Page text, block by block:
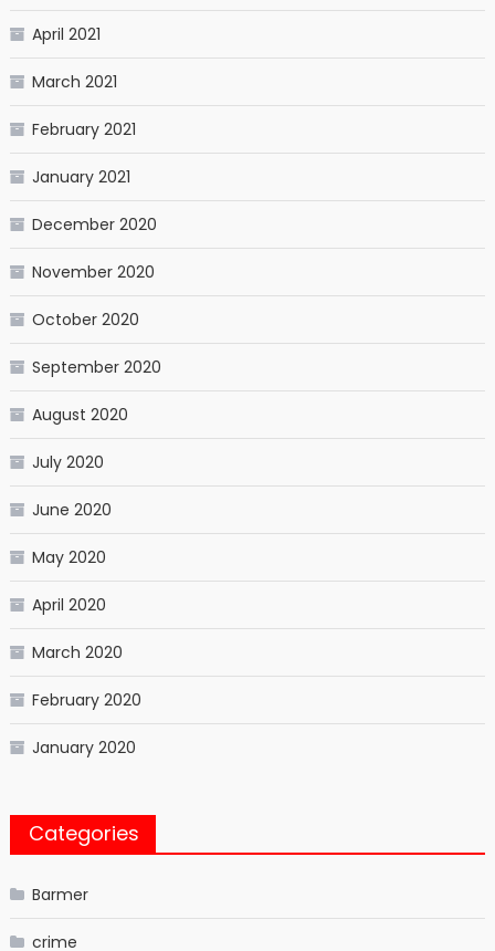
April 2021
March 2021
February 2021
January 2021
December 2020
November 2020
October 2020
September 2020
August 2020
July 2020
June 2020
May 2020
April 2020
March 2020
February 2020
January 2020
Categories
Barmer
crime